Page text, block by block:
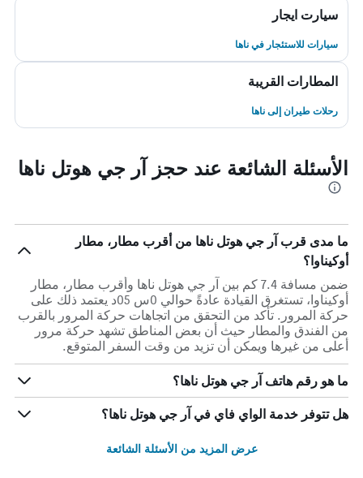
سيارت ايجار
سيارات للاستئجار في ناها
المطارات القريبة
رحلات طيران إلى ناها
الأسئلة الشائعة عند حجز آر جي هوتل ناها
ما مدى قرب آر جي هوتل ناها من أقرب مطار، مطار
أوكيناوا؟
ضمن مسافة 7.4 كم بين آر جي هوتل ناها وأقرب مطار، مطار
أوكيناوا، تستغرق القيادة عادةً حوالي 0س 05د يعتمد ذلك على
حركة المرور. تأكد من التحقق من اتجاهات حركة المرور بالقرب
من الفندق والمطار حيث أن بعض المناطق تشهد حركة مرور
أعلى من غيرها ويمكن أن تزيد من وقت السفر المتوقع.
ما هو رقم هاتف آر جي هوتل ناها؟
هل تتوفر خدمة الواي فاي في آر جي هوتل ناها؟
عرض المزيد من الأسئلة الشائعة